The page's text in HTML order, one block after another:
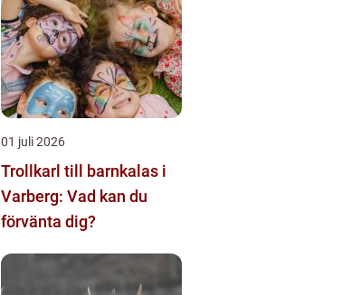
01 juli 2026
Trollkarl till barnkalas i
Varberg: Vad kan du
förvänta dig?